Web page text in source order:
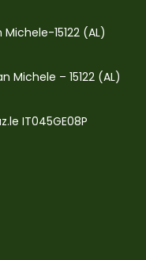
15122 (AL)
Michele – 15122 (AL)
IT045GE08P